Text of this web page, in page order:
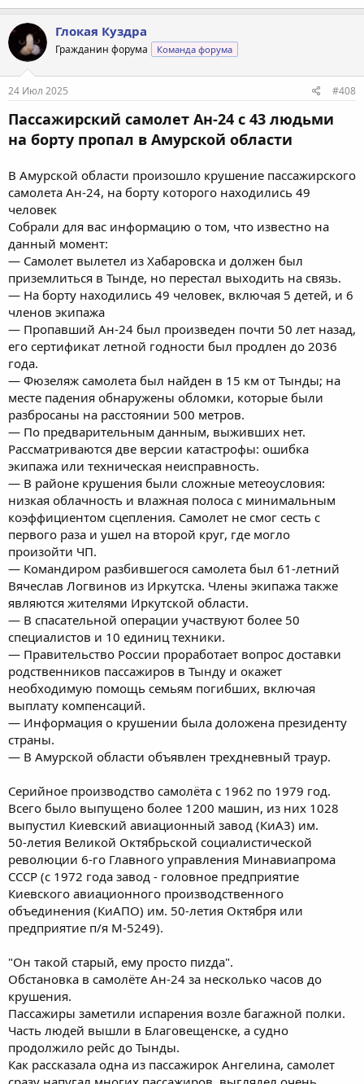
Глокая Куздра
Гражданин форума Команда форума
24 Июл 2025 #408
Пассажирский самолет Ан-24 с 43 людьми
на борту пропал в Амурской области
В Амурской области произошло крушение пассажирского
самолета Ан-24, на борту которого находились 49
человек
Собрали для вас информацию о том, что известно на
данный момент:
— Самолет вылетел из Хабаровска и должен был
приземлиться в Тынде, но перестал выходить на связь.
— На борту находились 49 человек, включая 5 детей, и 6
членов экипажа
— Пропавший Ан-24 был произведен почти 50 лет назад,
его сертификат летной годности был продлен до 2036
года.
— Фюзеляж самолета был найден в 15 км от Тынды; на
месте падения обнаружены обломки, которые были
разбросаны на расстоянии 500 метров.
— По предварительным данным, выживших нет.
Рассматриваются две версии катастрофы: ошибка
экипажа или техническая неисправность.
— В районе крушения были сложные метеоусловия:
низкая облачность и влажная полоса с минимальным
коэффициентом сцепления. Самолет не смог сесть с
первого раза и ушел на второй круг, где могло
произойти ЧП.
— Командиром разбившегося самолета был 61-летний
Вячеслав Логвинов из Иркутска. Члены экипажа также
являются жителями Иркутской области.
— В спасательной операции участвуют более 50
специалистов и 10 единиц техники.
— Правительство России проработает вопрос доставки
родственников пассажиров в Тынду и окажет
необходимую помощь семьям погибших, включая
выплату компенсаций.
— Информация о крушении была доложена президенту
страны.
— В Амурской области объявлен трехдневный траур.
Серийное производство самолёта с 1962 по 1979 год.
Всего было выпущено более 1200 машин, из них 1028
выпустил Киевский авиационный завод (КиА3) им.
50-летия Великой Октябрьской социалистической
революции 6-го Главного управления Минавиапрома
СССР (c 1972 года завод - головное предприятие
Киевского авиационного производственного
объединения (КиАПО) им. 50-летия Октября или
предприятие п/я M-5249).
"Он такой старый, ему просто пиzда".
Обстановка в самолёте Ан-24 за несколько часов до
крушения.
Пассажиры заметили испарения возле багажной полки.
Часть людей вышли в Благовещенске, а судно
продолжило рейс до Тынды.
Как рассказала одна из пассажирок Ангелина, самолет